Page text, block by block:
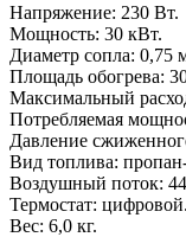
Напряжение: 230 Вт.
Мощность: 30 кВт.
Диаметр сопла: 0,75
Площадь обогрева:
Максимальный
Потребляемая
Давление
Вид топлива:
Воздушный поток:
Термостат: цифровой.
Вес: 6,0 кг.